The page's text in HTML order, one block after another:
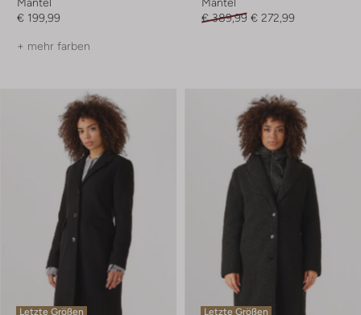
€ 199,99
+ mehr farben
€ 389,99 € 272,99
Letzte Größen
Letzte Größen